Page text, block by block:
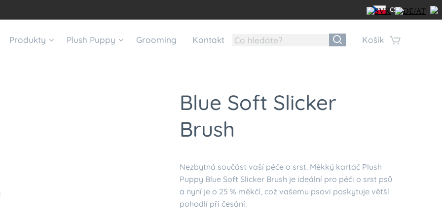
CS
Produkty Plush Puppy Grooming Kontakt Košík
Blue Soft Slicker
Brush
Nezbytná součást vaší péče o srst. Měkký kartáč Plush
Puppy Blue Soft Slicker Brush je ideální pro péči o srst psů
a nyní je o 25 % měkčí, což vašemu psovi poskytuje větší
pohodlí při česání.